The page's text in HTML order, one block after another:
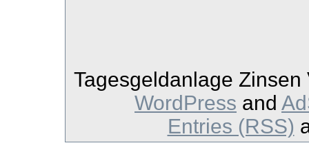
Tagesgeldanlage
WordPress and
Entries (RSS)